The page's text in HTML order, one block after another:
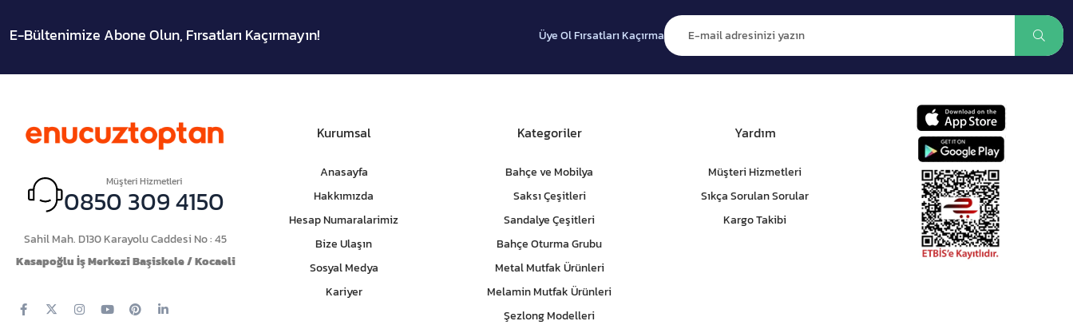
E-Bültenimize Abone Olun, Fırsatları Kaçırmayın! Üye Ol Fırsatları Kaçırma
Müşteri Hizmetleri
0850 309 4150
Sahil Mah. D130 Karayolu Caddesi No : 45
Kasapoğlu İş Merkezi Başiskele / Kocaeli
Kurumsal
Anasayfa
Hakkımızda
Hesap Numaralarimiz
Bize Ulaşın
Sosyal Medya
Kariyer
Kategoriler
Bahçe ve Mobilya
Saksı Çeşitleri
Sandalye Çeşitleri
Bahçe Oturma Grubu
Metal Mutfak Ürünleri
Melamin Mutfak Ürünleri
Şezlong Modelleri
Yardım
Müşteri Hizmetleri
Sıkça Sorulan Sorular
Kargo Takibi